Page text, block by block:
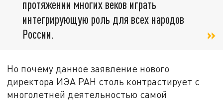
протяжении многих веков играть
интегрирующую роль для всех народов
России.
Но почему данное заявление нового
директора ИЭА РАН столь контрастирует с
многолетней деятельностью самой